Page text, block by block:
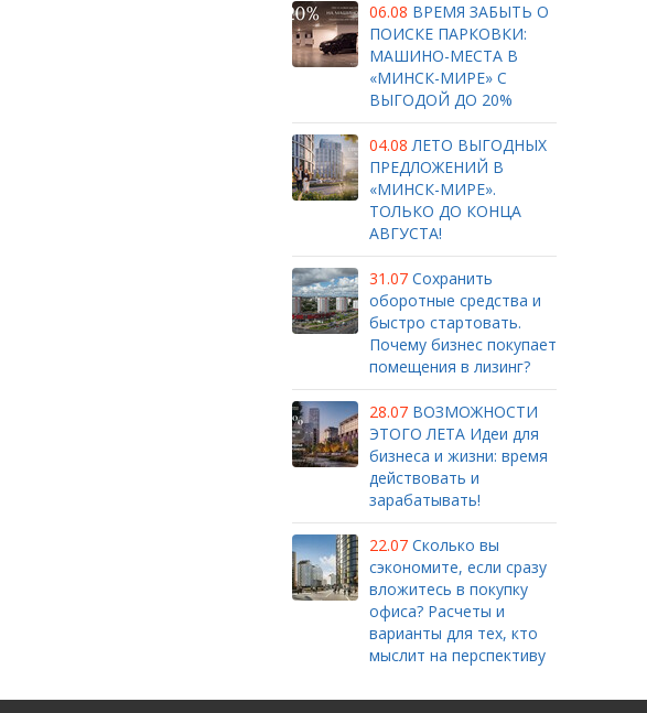
06.08 ВРЕМЯ ЗАБЫТЬ О
ПОИСКЕ ПАРКОВКИ:
МАШИНО-МЕСТА В
«МИНСК-МИРЕ» С
ВЫГОДОЙ ДО 20%
04.08 ЛЕТО ВЫГОДНЫХ
ПРЕДЛОЖЕНИЙ В
«МИНСК-МИРЕ».
ТОЛЬКО ДО КОНЦА
АВГУСТА!
31.07 Сохранить
оборотные средства и
быстро стартовать.
Почему бизнес покупает
помещения в лизинг?
28.07 ВОЗМОЖНОСТИ
ЭТОГО ЛЕТА Идеи для
бизнеса и жизни: время
действовать и
зарабатывать!
22.07 Сколько вы
сэкономите, если сразу
вложитесь в покупку
офиса? Расчеты и
варианты для тех, кто
мыслит на перспективу